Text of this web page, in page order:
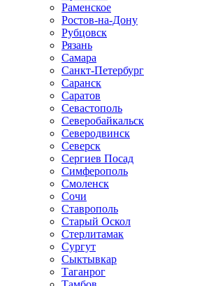
Раменское
Ростов-на-Дону
Рубцовск
Рязань
Самара
Санкт-Петербург
Саранск
Саратов
Севастополь
Северобайкальск
Северодвинск
Северск
Сергиев Посад
Симферополь
Смоленск
Сочи
Ставрополь
Старый Оскол
Стерлитамак
Сургут
Сыктывкар
Таганрог